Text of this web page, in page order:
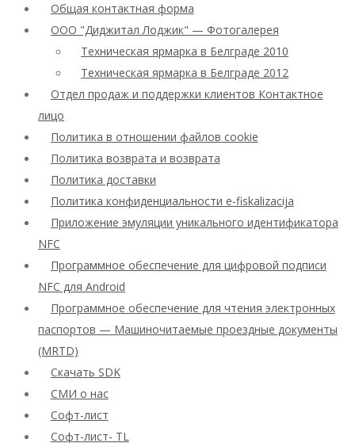
Общая контактная форма
ООО "Диджитал Лоджик" — Фотогалерея
Техническая ярмарка в Белграде 2010
Техническая ярмарка в Белграде 2012
Отдел продаж и поддержки клиентов Контактное
лицо
Политика в отношении файлов cookie
Политика возврата и возврата
Политика доставки
Политика конфиденциальности e-fiskalizacija
Приложение эмуляции уникального идентификатора
NFC
Программное обеспечение для цифровой подписи
NFC для Android
Программное обеспечение для чтения электронных
паспортов — Машиночитаемые проездные документы
(MRTD)
Скачать SDK
СМИ о нас
Софт-лист
Софт-лист- TL